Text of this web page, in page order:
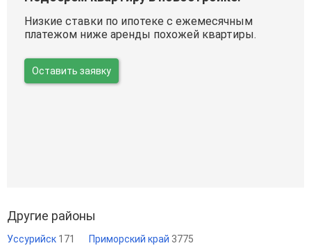
Низкие ставки по ипотеке с ежемесячным
платежом ниже аренды похожей квартиры.
Оставить заявку
Другие районы
Уссурийск 171 Приморский край 3775